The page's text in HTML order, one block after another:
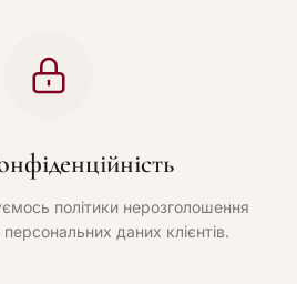
політики нерозголошення
даних клієнтів.